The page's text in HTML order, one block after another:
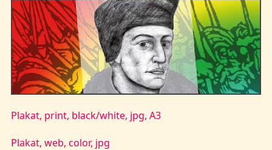
Plakat, print, black/white, jpg, A3
Plakat, web, color, jpg